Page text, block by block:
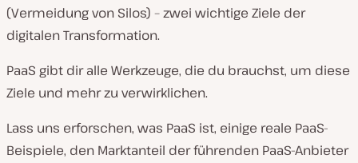
(Vermeidung von Silos) – zwei wichtige Ziele der
digitalen Transformation.
PaaS gibt dir alle Werkzeuge, die du brauchst, um diese
Ziele und mehr zu verwirklichen.
Lass uns erforschen, was PaaS ist, einige reale PaaS-
Beispiele, den Marktanteil der führenden PaaS-Anbieter